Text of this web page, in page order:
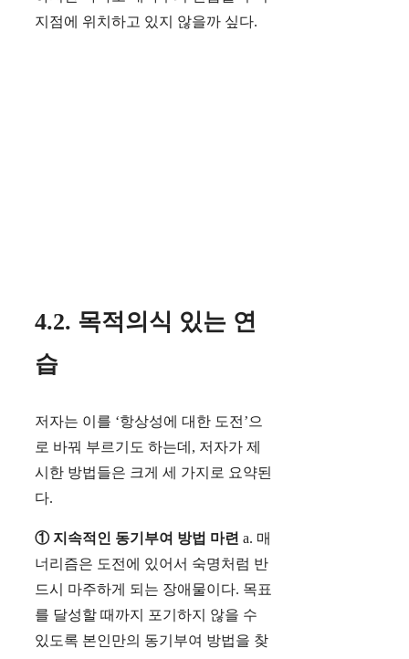
지점에 위치하고 있지 않을까 싶다.
4.2. 목적의식 있는 연
습
저자는 이를 ‘항상성에 대한 도전’으
로 바꿔 부르기도 하는데, 저자가 제
시한 방법들은 크게 세 가지로 요약된
다.
① 지속적인 동기부여 방법 마련 a. 매
너리즘은 도전에 있어서 숙명처럼 반
드시 마주하게 되는 장애물이다. 목표
를 달성할 때까지 포기하지 않을 수
있도록 본인만의 동기부여 방법을 찾